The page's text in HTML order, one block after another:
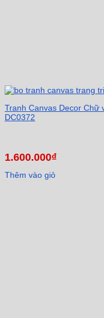
Tranh Canvas Decor Chữ
DC0372
1.600.000₫
Thêm vào giỏ